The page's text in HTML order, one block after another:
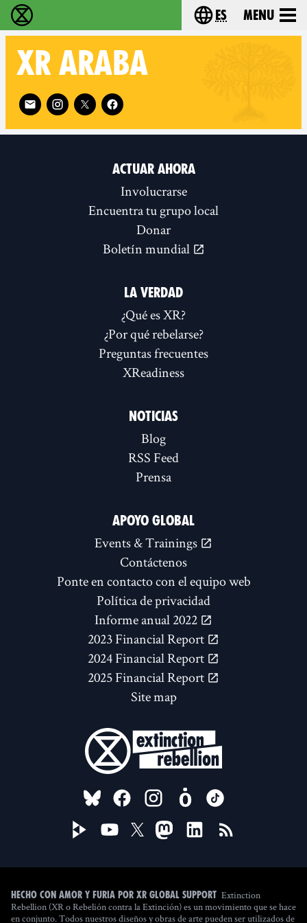
extinction rebellion - Home Choose your
es Menu
XR ARABA
Follow XR Araba on
ACTUAR AHORA
Involucrarse
Encuentra tu grupo local
Donar
Boletín mundial
LA VERDAD
¿Qué es XR?
¿Por qué rebelarse?
Preguntas frecuentes
XReadiness
NOTICIAS
Blog
RSS Feed
Prensa
APOYO GLOBAL
Events & Trainings
Contáctenos
Ponte en contacto con el equipo web
Política de privacidad
Informe anual 2022
2023 Financial Report
2024 Financial Report
2025 Financial Report
Site map
FOLLOW US ON
Hecho con amor y furia por XR Global Support Extinction
Rebellion (XR o Rebelión contra la Extinción) es un movimiento que se hace
en conjunto. Todos nuestros diseños y obras de arte pueden ser utilizados de